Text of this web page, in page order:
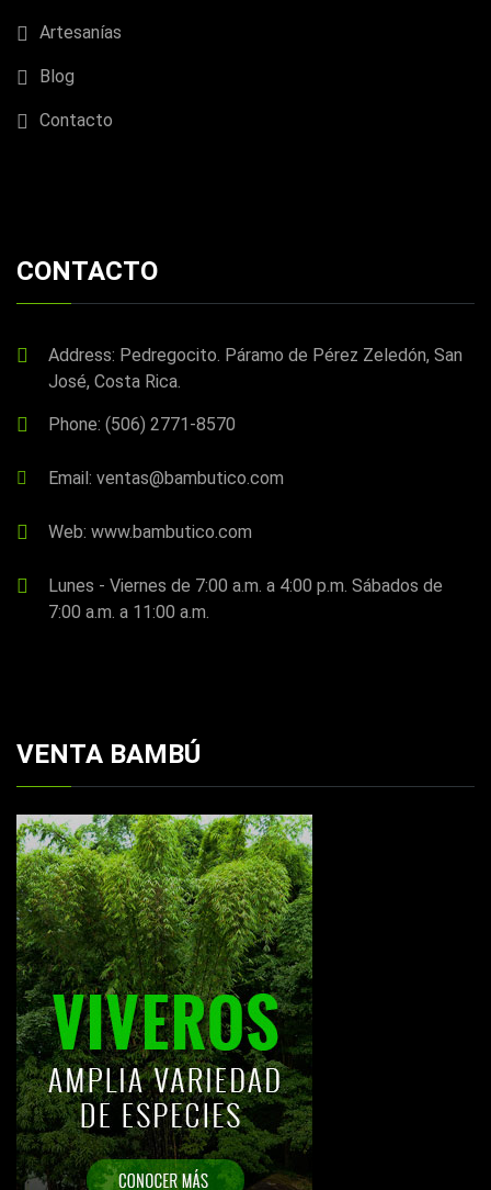
Artesanías
Blog
Contacto
CONTACTO
Address: Pedregocito. Páramo de Pérez Zeledón, San
José, Costa Rica.
Phone: (506) 2771-8570
Email: ventas@bambutico.com
Web: www.bambutico.com
Lunes - Viernes de 7:00 a.m. a 4:00 p.m. Sábados de
7:00 a.m. a 11:00 a.m.
VENTA BAMBÚ